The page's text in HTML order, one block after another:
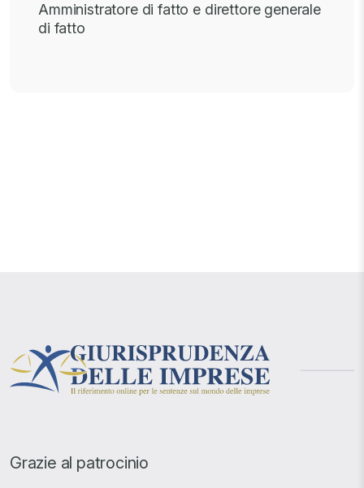
Amministratore di fatto e direttore generale
di fatto
Grazie al patrocinio